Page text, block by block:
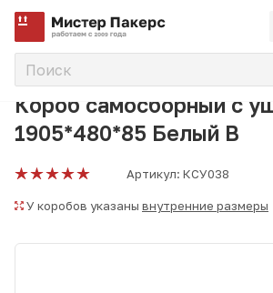
Главная
Короб самосборный с
1905*480*85 Белый В
Артикул: КСУ038
У коробов указаны внутренние размеры